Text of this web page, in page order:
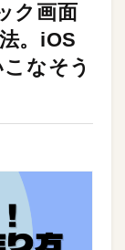
ク画面
。iOS
なそう